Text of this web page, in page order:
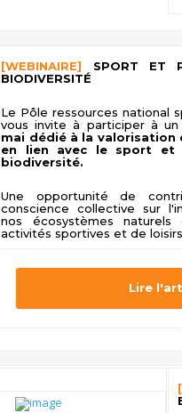
[WEBINAIRE] SPORT ET
BIODIVERSITÉ
Le Pôle ressources national
vous invite à participer à
mai dédié à la
en lien avec le sport et
biodiversité.
Une opportunité de
conscience collective sur
nos écosystèmes
activités sportives et de
Lire